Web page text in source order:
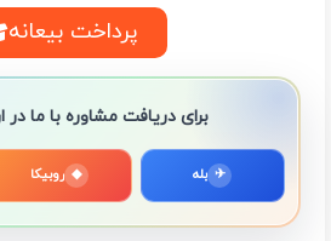
پرداخت بیعانه
برای دریافت مشاوره با ما در
✈ بله ◆ روبیکا